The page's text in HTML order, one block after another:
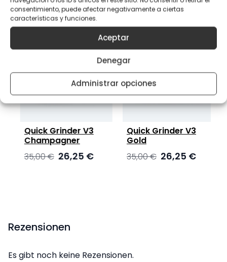
consentimiento, puede afectar negativamente a ciertas
características y funciones.
Aceptar
Denegar
Administrar opciones
Quick Grinder V3
Champagner
35,00€Ursprünglicher
26,25 €Aktueller
Quick Grinder V3
Gold
35,00€Ursprünglicher
26,25 €Aktueller
Rezensionen
Es gibt noch keine Rezensionen.